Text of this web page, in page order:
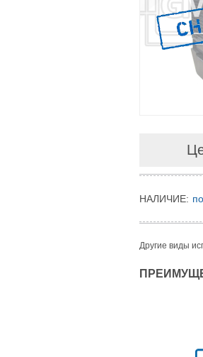
НАЛИЧИЕ:
Другие виды